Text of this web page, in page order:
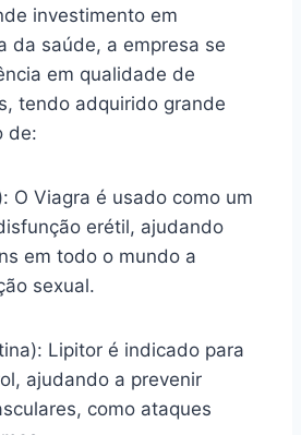
investimento em
da saúde, a empresa se
em qualidade de
tendo adquirido grande
de:
O Viagra é usado como um
erétil, ajudando
em todo o mundo a
sexual.
Lipitor é indicado para
ajudando a prevenir
como ataques